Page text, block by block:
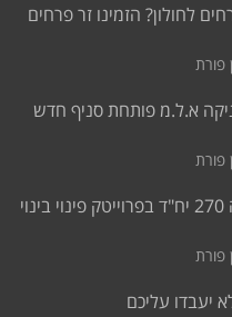
לחולון? הזמינו זר פרחים
פורת
א.ל.מ פותחת סניף חדש
פורת
חברת אורון נדל"ן תבנה 270 יח"ד בפרוייטק פינוי בינוי
פורת
יעבדו עליכם